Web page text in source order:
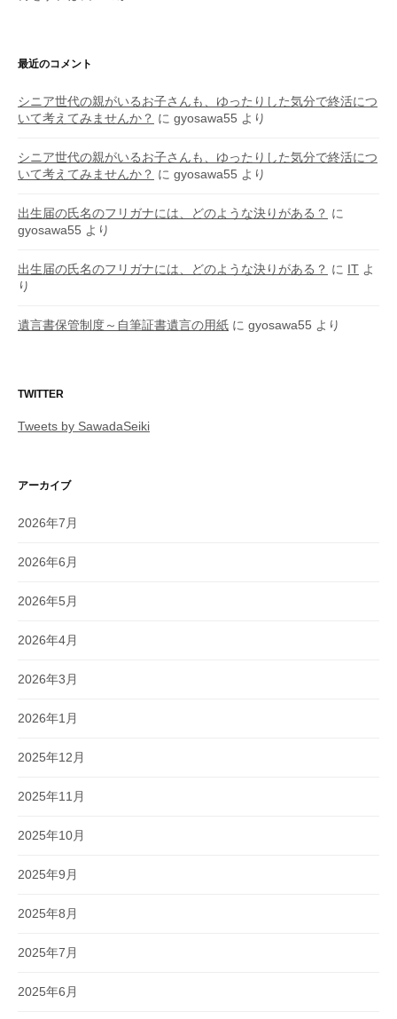
最近のコメント
シニア世代の親がいるお子さんも、ゆったりした気分で終活につ
いて考えてみませんか？ に gyosawa55 より
シニア世代の親がいるお子さんも、ゆったりした気分で終活につ
いて考えてみませんか？ に gyosawa55 より
出生届の氏名のフリガナには、どのような決りがある？ に
gyosawa55 より
出生届の氏名のフリガナには、どのような決りがある？ に IT よ
り
遺言書保管制度～自筆証書遺言の用紙 に gyosawa55 より
TWITTER
Tweets by SawadaSeiki
アーカイブ
2026年7月
2026年6月
2026年5月
2026年4月
2026年3月
2026年1月
2025年12月
2025年11月
2025年10月
2025年9月
2025年8月
2025年7月
2025年6月